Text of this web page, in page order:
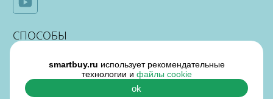
СПОСОБЫ
ОПЛАТЫ
smartbuy.ru использует рекомендательные
технологии и файлы cookie
ok